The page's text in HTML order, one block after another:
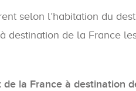
selon l’habitation du
destination de la France
de la France à destination